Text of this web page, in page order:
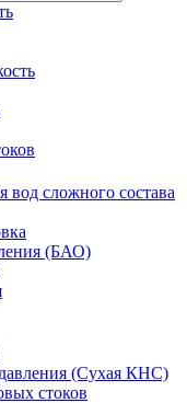
сложного состава
(БАО)
(Сухая КНС)
стоков